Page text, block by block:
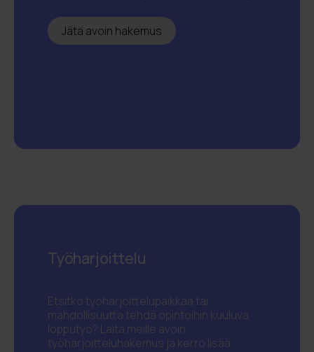
Jätä avoin hakemus
Työharjoittelu
Etsitkö työharjoittelupaikkaa tai
mahdollisuutta tehdä opintoihin kuuluva
lopputyö? Laita meille avoin
työharjoitteluhakemus ja kerro lisää.